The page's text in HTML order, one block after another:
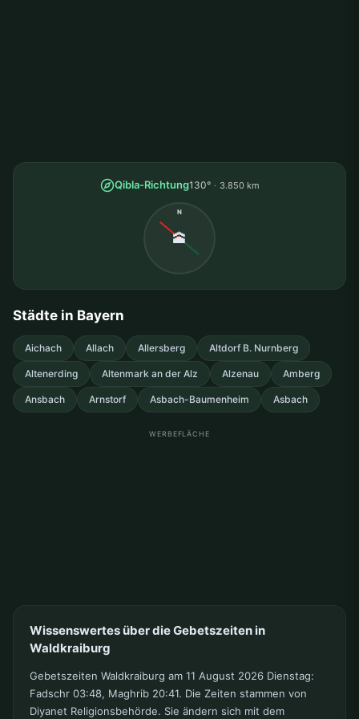
Qibla-Richtung130° 3.850 km
N
🕋
Städte in Bayern
Aichach Allach Allersberg Altdorf B. Nurnberg
Altenerding Altenmark an der Alz Alzenau Amberg
Ansbach Arnstorf Asbach-Baumenheim Asbach
WERBEFLÄCHE
Wissenswertes über die Gebetszeiten in
Waldkraiburg
Gebetszeiten Waldkraiburg am 11 August 2026 Dienstag:
Fadschr 03:48, Maghrib 20:41. Die Zeiten stammen von
Diyanet Religionsbehörde. Sie ändern sich mit dem